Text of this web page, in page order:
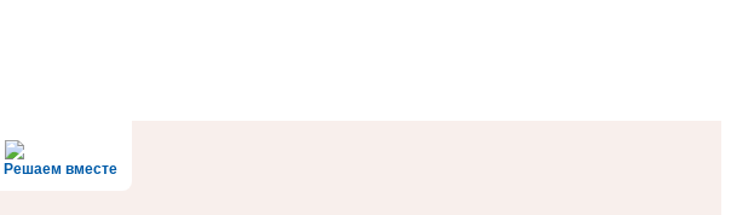
Решаем вместе